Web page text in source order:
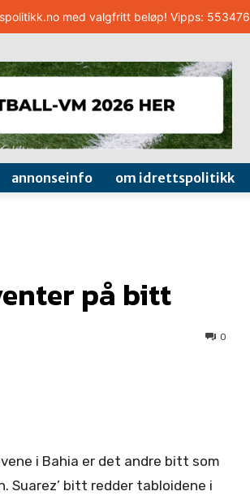
med valgfritt beløp! Vipps: 553476
annonseinfo om idrettspolitikk
på bitt
0
i Bahia er det andre bitt som
Suarez’ bitt redder tabloidene i